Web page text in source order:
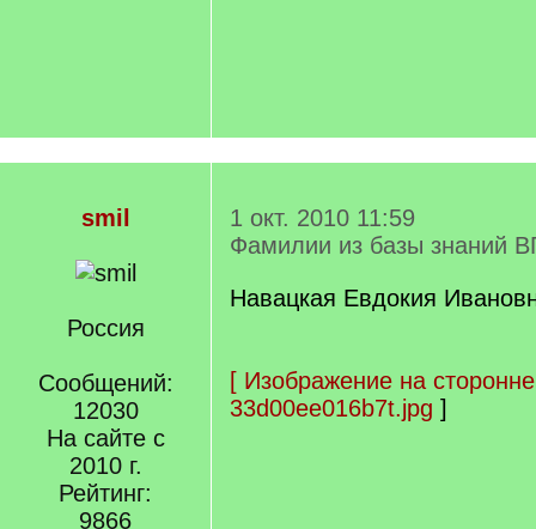
smil
Россия
Сообщений:
12030
На сайте с
2010 г.
Рейтинг:
9866
1 окт. 2010 11:59
Фамилии из базы знаний
Навацкая Евдокия
[ Изображение на
33d00ee016b7t.jpg ]